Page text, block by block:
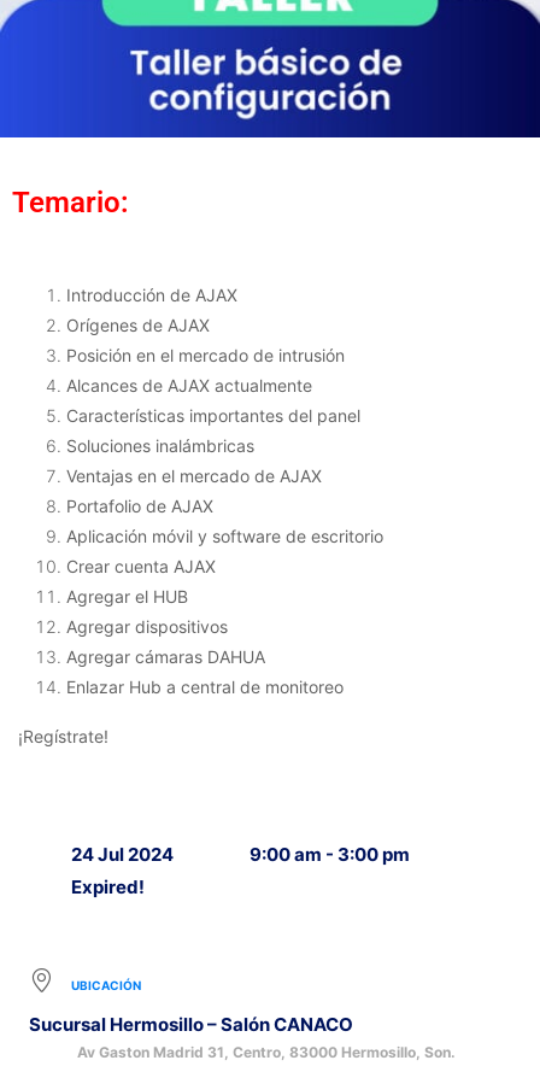
Temario:
Introducción de AJAX
Orígenes de AJAX
Posición en el mercado de intrusión
Alcances de AJAX actualmente
Características importantes del panel
Soluciones inalámbricas
Ventajas en el mercado de AJAX
Portafolio de AJAX
Aplicación móvil y software de escritorio
Crear cuenta AJAX
Agregar el HUB
Agregar dispositivos
Agregar cámaras DAHUA
Enlazar Hub a central de monitoreo
¡Regístrate!
24 Jul 2024
Expired!
9:00 am - 3:00 pm
UBICACIÓN
Sucursal Hermosillo – Salón CANACO
Av Gaston Madrid 31, Centro, 83000 Hermosillo, Son.